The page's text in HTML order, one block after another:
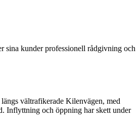
sina kunder professionell rådgivning och
vältrafikerade Kilenvägen, med
Inflyttning och öppning har skett under